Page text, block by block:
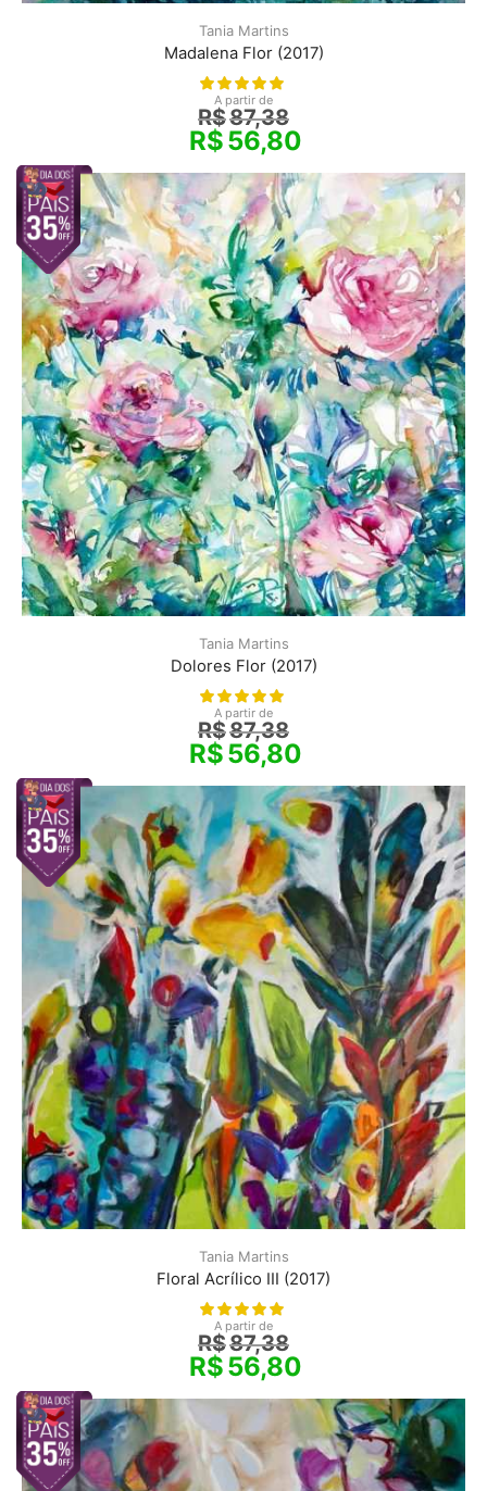
Tania Martins
Madalena Flor (2017)
A partir de
R$87,38
R$56,80
Tania Martins
Dolores Flor (2017)
A partir de
R$87,38
R$56,80
Tania Martins
Floral Acrílico III (2017)
A partir de
R$87,38
R$56,80